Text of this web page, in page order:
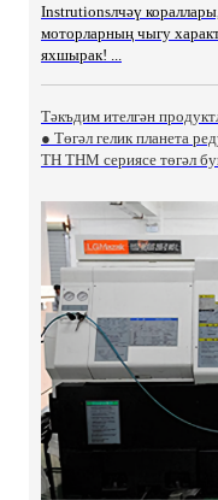
Instrutionsлчәү
моторларның чыгу
яхшырак! ...
Тәкъдим ителгән
● Төгәл гелик планета
TH THM сериясе төгәл